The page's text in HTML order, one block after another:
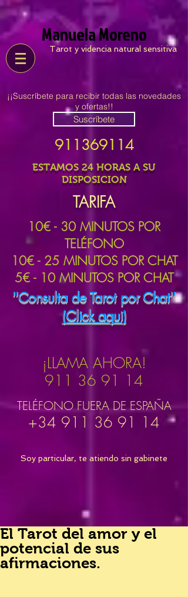
Manuela Moreno
Tarot y videncia natural sensitiva
¡¡Suscríbete para recibir todas las novedades
y ofertas!!
Suscríbete
911369114
ESTAMOS 24 HORAS A SU
DISPOSICION
TARIFA
10€ - 30 MINUTOS POR
TELÉFONO
10€ - 25 MINUTOS POR CHAT
5€ - 10 MINUTOS POR CHAT
''Consulta de Tarot por Chat''
(Click aqui)
¡LLAMA AHORA!
911 36 91 14
TELÉFONO FUERA DE ESPAÑA
+34 911 36 91 14
Soy particular, te atiendo sin gabinete
El Tarot del amor y el
potencial de sus
afirmaciones.